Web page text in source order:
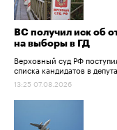
ВС получил иск об
на выборы в ГД
Верховный суд РФ
списка кандидатов в
13:25 07.08.2026